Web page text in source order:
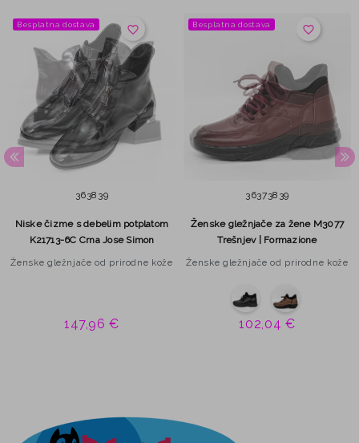
favorite_border
Besplatna dostava
3638 39
Niske čizme s debelim potplatom
K21713-6C Crna Jose Simon
Ženske gležnjače od prirodne kože
147,96 €
favorite_border
Besplatna dostava
363738 39
Ženske gležnjače za žene M3077
Trešnjev | Formazione
Ženske gležnjače od prirodne kože
102,04 €